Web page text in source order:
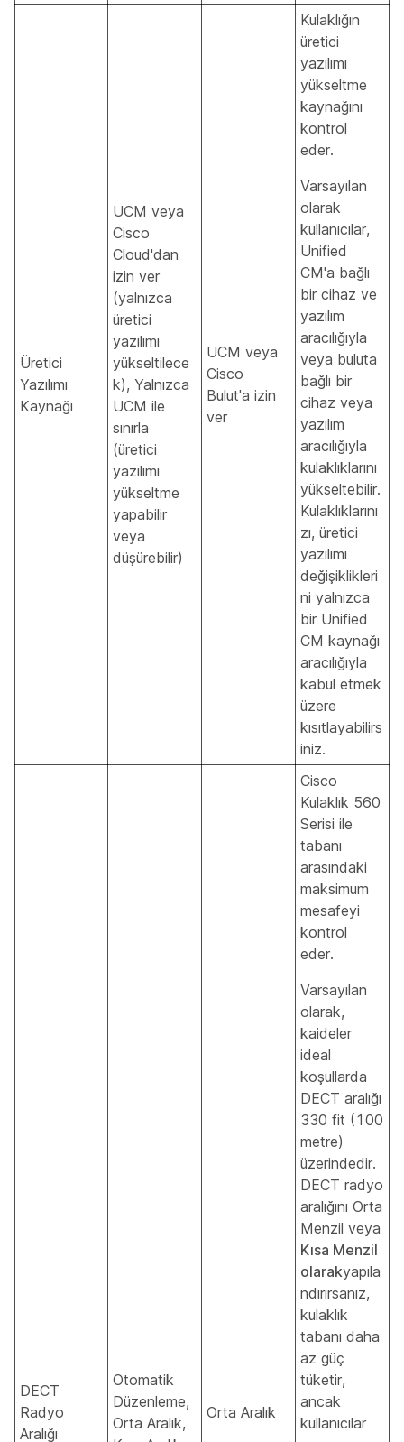
Üretici
Yazılımı
Kaynağı
UCM veya
Cisco
Cloud'dan
izin ver
(yalnızca
üretici
yazılımı
yükseltilece
k), Yalnızca
UCM ile
sınırla
(üretici
yazılımı
yükseltme
yapabilir
veya
düşürebilir)
UCM veya
Cisco
Bulut'a izin
ver
Kulaklığın
üretici
yazılımı
yükseltme
kaynağını
kontrol
eder.
Varsayılan
olarak
kullanıcılar,
Unified
CM'a bağlı
bir cihaz ve
yazılım
aracılığıyla
veya buluta
bağlı bir
cihaz veya
yazılım
aracılığıyla
kulaklıklarını
yükseltebilir.
Kulaklıklarını
zı, üretici
yazılımı
değişiklikleri
ni yalnızca
bir Unified
CM kaynağı
aracılığıyla
kabul etmek
üzere
kısıtlayabilirs
iniz.
DECT
Radyo
Aralığı
Otomatik
Düzenleme,
Orta Aralık,
Orta Aralık
Cisco
Kulaklık 560
Serisi ile
tabanı
arasındaki
maksimum
mesafeyi
kontrol
eder.
Varsayılan
olarak,
kaideler
ideal
koşullarda
DECT aralığı
330 fit (100
metre)
üzerindedir.
DECT radyo
aralığını Orta
Menzil veya
Kısa Menzil
olarakyapıla
ndırırsanız,
kulaklık
tabanı daha
az güç
tüketir,
ancak
kullanıcılar